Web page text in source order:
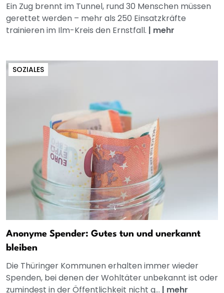
Ein Zug brennt im Tunnel, rund 30 Menschen müssen
gerettet werden – mehr als 250 Einsatzkräfte
trainieren im Ilm-Kreis den Ernstfall. | mehr
SOZIALES
Anonyme Spender: Gutes tun und unerkannt
bleiben
Die Thüringer Kommunen erhalten immer wieder
Spenden, bei denen der Wohltäter unbekannt ist oder
zumindest in der Öffentlichkeit nicht g... | mehr